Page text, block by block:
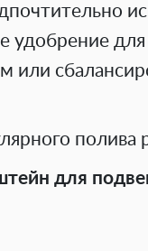
удобрение
или
полива
для